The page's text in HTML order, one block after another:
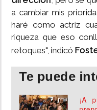
a cambiar mis
haré como actriz
riqueza que eso
retoques", indicó
Te puede
¡A